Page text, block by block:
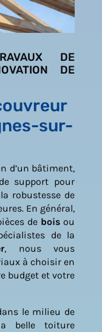
DE
DE
sur-
d’un bâtiment,
support pour
robustesse de
En général,
de bois ou
de la
, nous vous
à choisir en
budget et votre
le milieu de
belle toiture